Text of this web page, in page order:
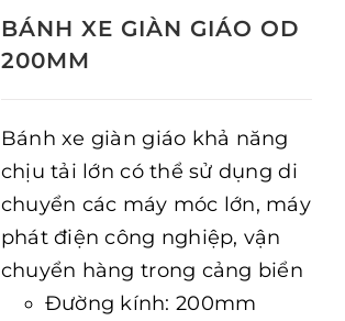
BÁNH XE GIÀN GIÁO OD
200MM
Bánh xe giàn giáo khả năng
chịu tải lớn có thể sử dụng di
chuyển các máy móc lớn, máy
phát điện công nghiệp, vận
chuyển hàng trong cảng biển
Đường kính: 200mm